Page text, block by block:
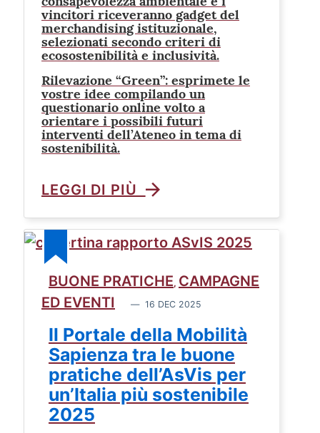
vincitori riceveranno gadget del
merchandising istituzionale,
selezionati secondo criteri di
ecosostenibilità e inclusività.
Rilevazione “Green”: esprimete le
vostre idee compilando un
questionario online volto a
orientare i possibili futuri
interventi dell’Ateneo in tema di
sostenibilità.
LEGGI DI PIÙ
BUONE PRATICHE, CAMPAGNE
ED EVENTI
16 DEC 2025
Il Portale della Mobilità
Sapienza tra le buone
pratiche dell’AsVis per
un’Italia più sostenibile
2025